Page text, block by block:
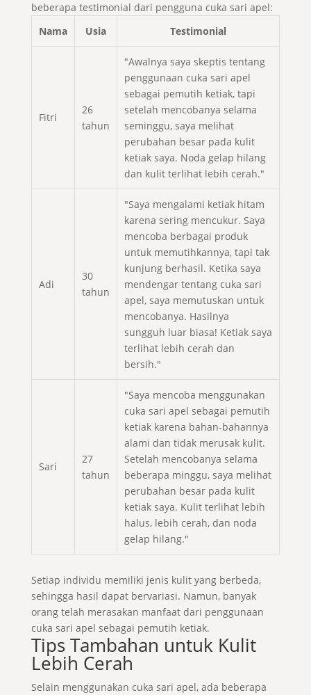
beberapa testimonial dari pengguna cuka sari apel:
Nama
Usia Testimonial
Fitri
26
tahun
"Awalnya saya skeptis tentang
penggunaan cuka sari apel
sebagai pemutih ketiak, tapi
setelah mencobanya selama
seminggu, saya melihat
perubahan besar pada kulit
ketiak saya. Noda gelap hilang
dan kulit terlihat lebih cerah."
Adi
30
tahun
"Saya mengalami ketiak hitam
karena sering mencukur. Saya
mencoba berbagai produk
untuk memutihkannya, tapi tak
kunjung berhasil. Ketika saya
mendengar tentang cuka sari
apel, saya memutuskan untuk
mencobanya. Hasilnya
sungguh luar biasa! Ketiak saya
terlihat lebih cerah dan
bersih."
Sari
27
tahun
"Saya mencoba menggunakan
cuka sari apel sebagai pemutih
ketiak karena bahan-bahannya
alami dan tidak merusak kulit.
Setelah mencobanya selama
beberapa minggu, saya melihat
perubahan besar pada kulit
ketiak saya. Kulit terlihat lebih
halus, lebih cerah, dan noda
gelap hilang."
Setiap individu memiliki jenis kulit yang berbeda,
sehingga hasil dapat bervariasi. Namun, banyak
orang telah merasakan manfaat dari penggunaan
cuka sari apel sebagai pemutih ketiak.
Tips Tambahan untuk Kulit
Lebih Cerah
Selain menggunakan cuka sari apel, ada beberapa